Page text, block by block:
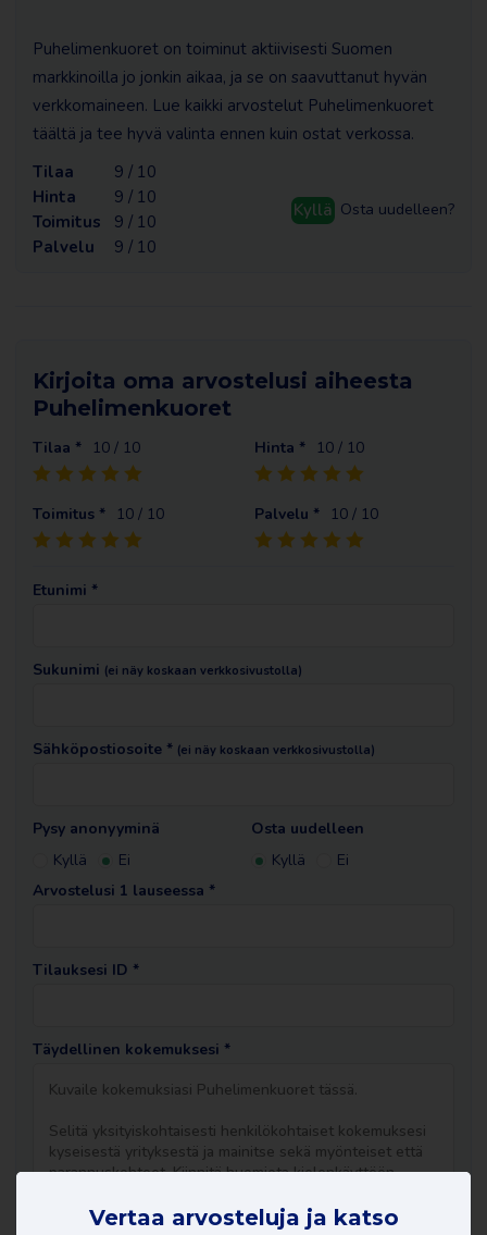
Puhelimenkuoret on toiminut aktiivisesti Suomen
markkinoilla jo jonkin aikaa, ja se on saavuttanut hyvän
verkkomaineen. Lue kaikki arvostelut Puhelimenkuoret
täältä ja tee hyvä valinta ennen kuin ostat verkossa.
Tilaa
9 / 10
Hinta
9 / 10
Toimitus
9 / 10
Palvelu
9 / 10
Kyllä Osta uudelleen?
Kirjoita oma arvostelusi aiheesta
Puhelimenkuoret
Tilaa * 10 / 10 Hinta * 10 / 10
Toimitus * 10 / 10 Palvelu * 10 / 10
Etunimi *
Sukunimi (ei näy koskaan verkkosivustolla)
Sähköpostiosoite * (ei näy koskaan verkkosivustolla)
Pysy anonyyminä
Kyllä
Ei
Osta uudelleen
Kyllä
Ei
Arvostelusi 1 lauseessa *
Tilauksesi ID *
Täydellinen kokemuksesi *
Vertaa arvosteluja ja katso